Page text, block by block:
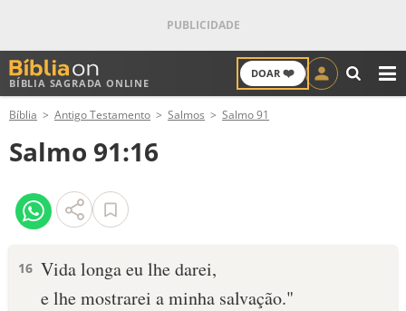
BÍBLIA SAGRADA ONLINE
DOAR ❤️
ANTIGO TESTAMENTO
NOVO TESTAMENTO
VERSÍCULOS
PALAVRA DO DIA
Bíblia Antigo Testamento Salmos Salmo 91
Salmo 91:16
16 Vida longa eu lhe darei,
e lhe mostrarei a minha salvação."